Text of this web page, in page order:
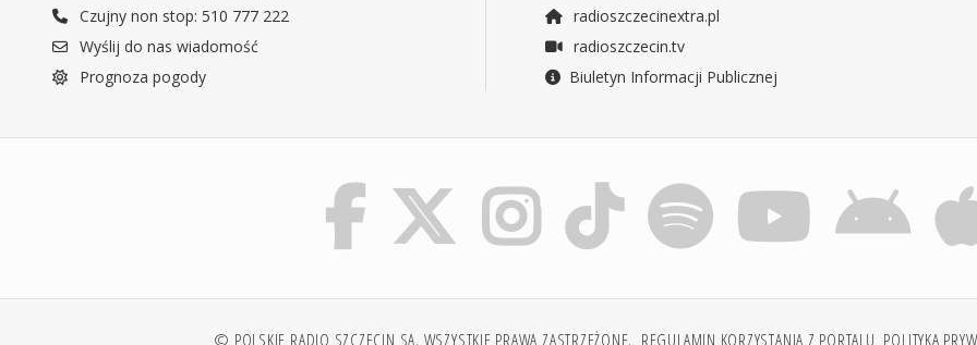
Czujny non stop: 510 777 222
Wyślij do nas wiadomość
Prognoza pogody
radioszczecinextra.pl
radioszczecin.tv
Biuletyn Informacji Publicznej
© POLSKIE RADIO SZCZECIN SA. WSZYSTKIE PRAWA ZASTRZEŻONE. REGULAMIN KORZYSTANIA Z PORTALU POLITYKA